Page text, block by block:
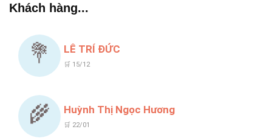
Khách hàng...
💐 LÊ TRÍ ĐỨC
🛒 15/12
🌾 Huỳnh Thị Ngọc Hương
🛒 22/01